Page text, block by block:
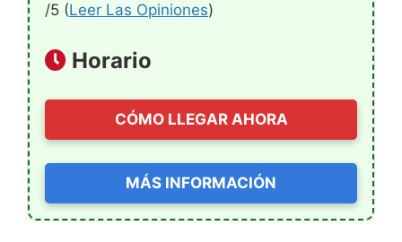
/5 (Leer Las Opiniones)
Horario
CÓMO LLEGAR AHORA
MÁS INFORMACIÓN